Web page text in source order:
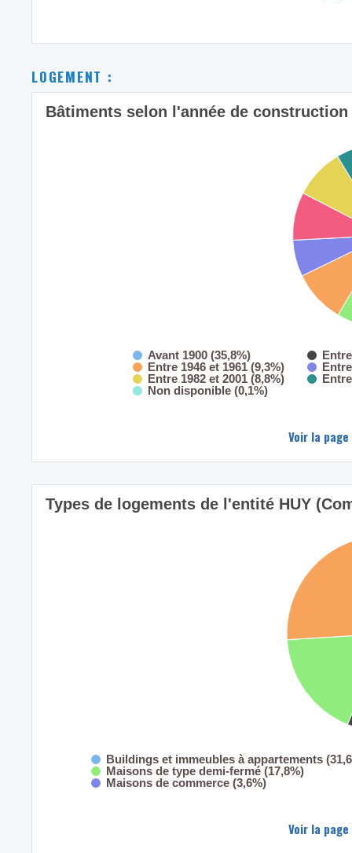
LOGEMENT :
Bâtiments selon l'année de
Avant 1900 (35,8%)
Entre 1946 et 1961 (9,3%)
Entre 1982 et 2001 (8,8%)
Non disponible (0,1%)
Voir la
Types de logements de l'entité HUY
Buildings et immeubles à appartements
Maisons de type demi-fermé (17,8%)
Maisons de commerce (3,6%)
Voir la